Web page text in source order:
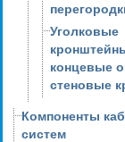
Уголковые
концевые
стеновые
Компоненты
систем